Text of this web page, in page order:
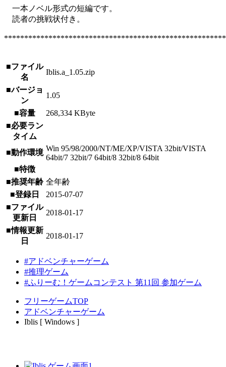
一本ノベル形式の短編です。
読者の挑戦状付き。
■ファイル
名
Iblis.a_1.05.zip
■バージョ
ン
1.05
■容量
268,334 KByte
■必要ラン
タイム
■動作環境 Win 95/98/2000/NT/ME/XP/VISTA 32bit/VISTA
64bit/7 32bit/7 64bit/8 32bit/8 64bit
■特徴
■推奨年齢 全年齢
■登録日
2015-07-07
■ファイル
更新日
2018-01-17
■情報更新
日
2018-01-17
#アドベンチャーゲーム
#推理ゲーム
#ふりーむ！ゲームコンテスト 第11回 参加ゲーム
フリーゲームTOP
アドベンチャーゲーム
Iblis [ Windows ]